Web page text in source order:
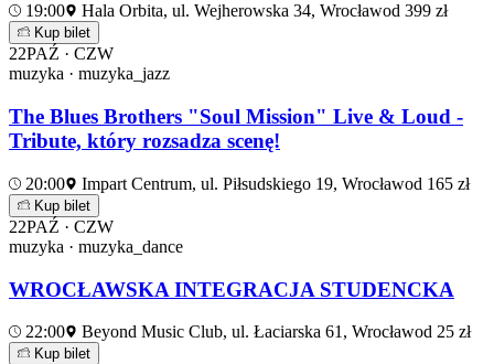
19:00 Hala Orbita, ul. Wejherowska 34, Wrocławod 399 zł
Kup bilet
22PAŹ · CZW
muzyka · muzyka_jazz
The Blues Brothers "Soul Mission" Live & Loud -
Tribute, który rozsadza scenę!
20:00 Impart Centrum, ul. Piłsudskiego 19, Wrocławod 165 zł
Kup bilet
22PAŹ · CZW
muzyka · muzyka_dance
WROCŁAWSKA INTEGRACJA STUDENCKA
22:00 Beyond Music Club, ul. Łaciarska 61, Wrocławod 25 zł
Kup bilet